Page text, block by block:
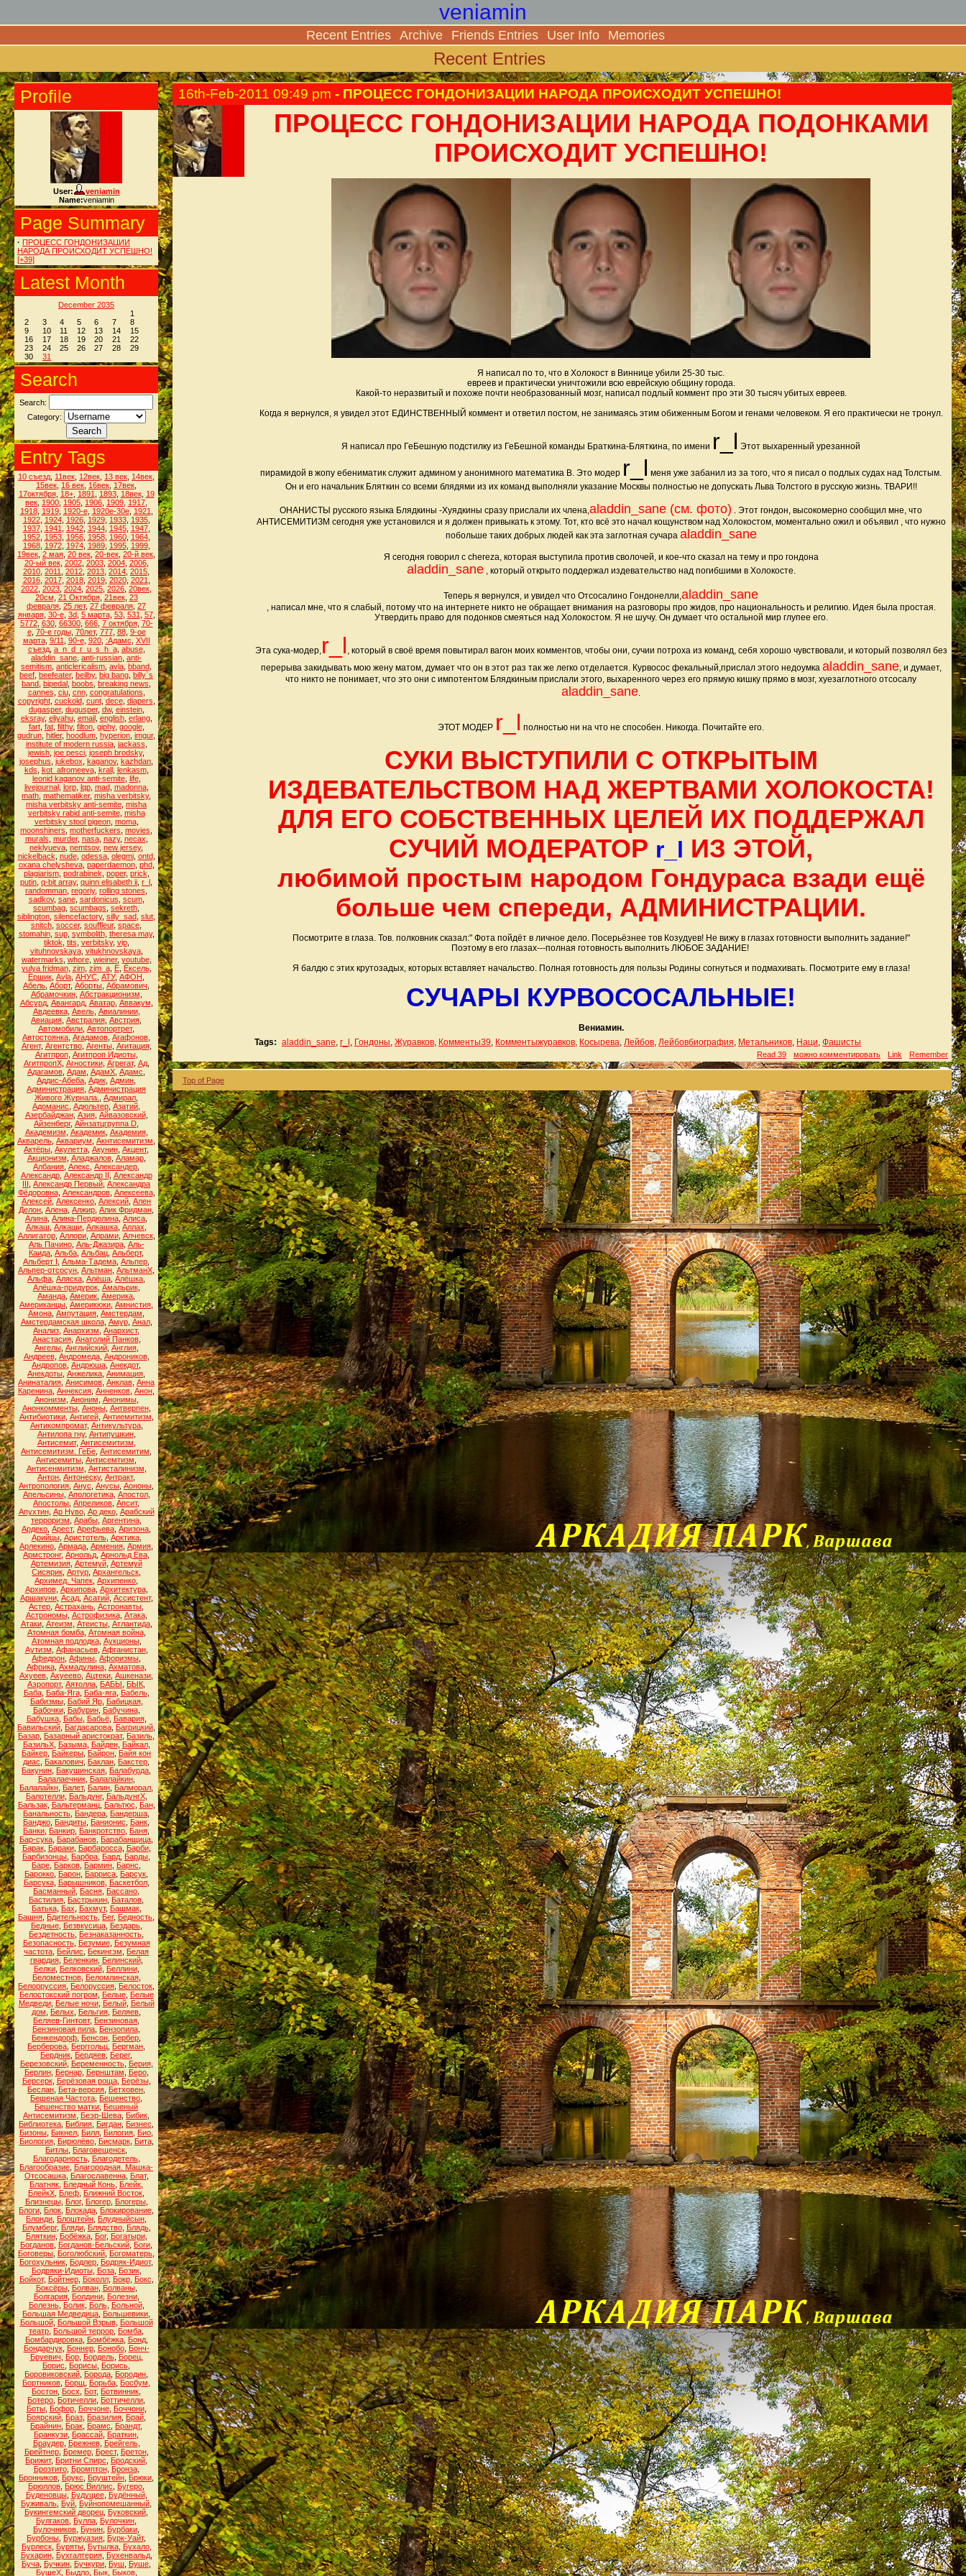
veniamin
Recent Entries Archive Friends Entries User Info Memories
Recent Entries
Profile
User:
veniamin
Name:veniamin
Page Summary
· ПРОЦЕСС ГОНДОНИЗАЦИИ
НАРОДА ПРОИСХОДИТ УСПЕШНО!
[+39]
Latest Month
December 2035
1
2
3 4 5 6 7
8
9
10 11 12 13 14
15
16
17 18 19 20 21
22
23
24 25 26 27 28
29
30
31
Search
Search:
Category:
Entry Tags
10 съезд 11век 12век 13 век 14век
15век 16 век 16век 17век
17октября, 18+, 1891 1893, 18век, 19
век 1900 1905 1906 1909 1917
1918, 1919, 1920-е, 1920е-30е, 1921
1922, 1924, 1926, 1929, 1933, 1935,
1937, 1941 1942, 1944, 1945, 1947,
1952, 1953, 1956, 1958, 1960, 1964,
1968, 1972, 1974, 1989, 1995, 1999,
19век 2 мая 20 век 20-век 20-й век
20-ый век, 2002, 2003, 2004, 2006,
2010 2011 2012 2013 2014 2015
2016, 2017, 2018, 2019, 2020, 2021
2022 2023 2024 2025 2026 20век
20см 21 Октября, 21век, 23
февраля 25 лет, 27 февраля 27
января, 30-е, 3d, 5 марта, 53, 531 57,
5772, 630, 66300, 666, 7 октября, 70-
е, 70-е годы, 70лет, 777, 88, 9-ое
марта, 9/11 90-е, 920, :Адамс XVII
съезд, a_n_d_r_u_s_h_a, abuse,
aladdin_sane anti-russian anti-
semitism anticlericalism avla bband
beef beefeater, beilby, big bang billy`s
band bipedal boobs breaking news
cannes ciu, cnn, congratulations
copyright, cuckold, cunt, dece, diapers
dugasper, dugusper, dw, einstein,
eksray, eliyahu, email, english, erlang,
fart, fat, filthy, filton, giphy, google,
gudrun hitler, hoodlum hyperion imgur,
institute of modern russia, jackass
jewish joe pesci joseph brodsky,
josephus jukebox kaganov, kazhdan
kds kot_afromeeva, krall, lenkasm,
leonid kaganov anti-semite, life,
livejournal, lorp, lqp, mad, madonna,
math mathematiker, misha verbitsky,
misha verbitsky anti-semite misha
verbitsky rabid anti-semite, misha
verbitsky stool pigeon, moma,
moonshiners motherfuckers movies
murals murder, nasa, nazy, necax
neklyueva nemtsov, new jersey,
nickelback nude, odessa, olegmi, ontd,
oxana chelysheva, paperdaemon, phd,
plagiarism, podrabinek poper, prick
putin q-bit array, quinn elisabeth ii r_l
randomman regoriy, rolling stones
sadkov, sane, sardonicus scum,
scumbag scumbags sekreth
siblington silencefactory, silly_sad slut
snitch soccer, souffleur, space
stomahin, sup, symbolith, theresa may,
tiktok tits verbitsky, vip,
vituhnovskaya, vitukhnovskaya,
watermarks whore, wieiner, youtube,
yulya fridman, zim, zim_a, Ё, Ёксель,
Ёршик Аvla АНУС АТУ, АФОН
Абель Аборт, Аборты Абрамович
Абрамочкин, Абстракционизм
Абсурд, Авангард, Аватар, Аввакум
Авдеевка, Авель, Авиалинии,
Авиация Австралия Австрия
Автомобили Автопортрет,
Автостоянка Агадамов Агафонов
Агент, Агентство, Агенты, Агитация,
Агитпроп, Агитпроп Идиоты,
АгитпропХ, Агностики, Агрегат, Ад,
Адагамов Адам АдамХ Адамс
Аддис-Абеба Адик Админ
Администрация Администрация
Живого Журнала.
Адмирал
Адоманис Адюльтер Азатий
Азербайджан, Азия, Айвазовский,
Айзенберг, Айнзатцгруппа D
Академизм Академик, Академия,
Акварель Аквариум Акнтисемитизм
Актёры Акулетта Акунин Акцент,
Акционизм Аладжалов, Аламар,
Албания Алекс Александер
Александр, Александр II Александр
III Александр Первый Александра
Фёдоровна, Александров, Алексеева,
Алексей Алексенко Алексий Ален
Делон Алена Алжир Алик Фридман
Алина Алина-Пердюлина Алиса
Алкаш Алкаши Алкашка Аллах
Аллигатор, Аллори, Алрами, Алчевск,
Аль Пачино, Аль-Джазира, Аль-
Каида Альба Альбац Альберт,
Альберт I Альма-Тадема Альпер
Альпер-отсосун Альтман АльтманХ
Альфа Аляска Алёша Алёшка
Алёшка-придурок, Амальрик,
Аманда Америк Америка
Американцы Америкюки Амнистия
Амона Ампутация Амстердам
Амстердамская школа, Амур, Анал,
Анализ Анархизм Анархист,
Анастасия, Анатолий Панков,
Ангелы, Английский, Англия,
Андреев, Андромеда, Андроников,
Андропов Андрюша Анекдот,
Анекдоты Анжелика Анимация
Анинаталия Анисимов Анклав Анна
Каренина Аннексия Анненков Анон
Анонизм Аноним Анонимы,
Анонкомменты, Аноны, Антверпен,
Антибиотики, Антигей, Антиемитизм
Антикомпромат, Антикультура,
Антилопа гну, Антипушкин,
Антисемит, Антисемитизм
Антисемитизм. ГеБе Антисемитим
Антисемиты Антисемтизм
Антисенмитизм Антисталинизм
Антон Антонеску, Антракт,
Антропология Анус Анусы Аононы
Апельсины, Апологетика, Апостол,
Апостолы Апреликов Апсит,
Апухтин, Ар Нуво, Ар деко, Арабский
терроризм Арабы Аргентина
Ардеко Арест, Арефьева Аризона
Арийцы, Аристотель, Арктика,
Арлекино Армада Армения Армия
Армстронг, Арнольд Арнольд Ева
Артемизия, Артемуй, Артемуй
Сисярик Артур Архангельск
Архимед. Чапек Архипенко
Архипов, Архипова, Архитектура,
Аршакуни, Асад, Асатий, Ассистент,
Астер Астрахань Астронавты
Астрономы, Астрофизика, Атака,
Атаки, Атеизм Атеисты, Атлантида,
Атомная бомба, Атомная война,
Атомная подлодка, Аукционы,
Аутизм Афанасьев, Афганистан,
Афедрон Афины Афоризмы
Африка, Ахмадулина, Ахматова,
Ахуеев Ахуеево Ацтеки Ашкенази
Аэропорт, Аятолла БАБЫ БЫК
Баба, Баба-Яга, Баба-яга, Бабель,
Бабизмы, Бабий Яр, Бабицкая,
Бабочки, Бабурин, Бабучина,
Бабушка, Бабы, Бабьё, Бавария,
Бавильский Багдасарова Багрицкий
Базар Базарный аристократ, Базиль
БазильХ, Базыма, Байден, Байкал,
Байкер Байкеры Байрон Байя кон
диас
Бакалович Баклан Бакстер
Бакунин Бакушинская Балабурда
Балалаечник, Балалайкин,
Балалайкн Балет, Балин Балморал
Балотелли, Бальдунг, БальдунгХ,
Бальзак, Бальтерманц, Бальтюс Бан,
Банальность Бандера Бандерша
Банджо Бандиты Банионис Банк
Банки Банкир Банкротство Баня
Бар-сука Барабанов Барабанщица
Барак, Бараки, Барбаросса, Барби,
Барбизонцы Барбра Бард Барды
Баре Барков Бармин Барнс
Барокко Барон Барриса Барсук
Барсука, Барышников, Баскетбол,
Басманный Басня Бассано
Бастилия Бастрыкин Баталов
Батька, Бах Бахмут, Башмак,
Башня Бдительность Бег, Бедность
Бедные, Безвкусица, Бездарь,
Бездетность Безнаказанность
Безопасность, Безумие, Безумная
частота Бейлис Бекингэм
Белая
гвардия, Беленкин, Белинский,
Белки, Белковский, Беллини,
Беломестнов, Беломлинская,
Белорруссия Белоруссия Белосток
Белостокский погром
Белые, Белые
Медведи, Белые ночи, Белый, Белый
дом
Белых Бельгия Беляев
Беляев-Гинтовт, Бензиновая
Бензиновая пила Бензопила
Бенкендорф Бенсон Бербер
Берберова Берггольц Бергман
Бердник Бердяев Берег,
Березовский, Беременность, Берия,
Берлин, Бернар, Бернштам Беро,
Берсерк, Берёзовая роща, Берёзы,
Беслан Бета-версия Бетховен
Бешеная Частота Бешенство
Бешенство матки Бешеный
Антисемитизм
Беэр-Шева Бибик
Библиотека Библия Бигдан Бизнес
Бизоны Бикнел Билл Билогия Био
Биология, Бирюлёво, Бисмарк, Бита,
Битлы Благовещенск
Благодарность, Благодетель,
Благообразие Благородная. Машка-
Отсосашка, Благославенна, Блат,
Блатняк Бледный Конь Блейк
БлейкХ Блеф Ближний Восток
Близнецы, Блог, Блогер, Блогеры,
Блоги Блок Блокада Блокирование
Блонди Блоштейн Блудныйсын
Блумберг, Бляди, Блядство, Блядь,
Бляткин, Бобёжка, Бог, Богатыри,
Богданов Богданов-Бельский Боги
Боговеры Боголюбский Богоматерь
Богохульник Бодлер Бодряк-Идиот,
Бодряки-Идиоты, Боза, Бозик,
Бойкот, Бойтнер, Боколл, Бокр, Бокс
Боксёры, Болван, Болваны,
Болгария, Болдини, Болезни,
Болезнь, Болик, Боль, Больной,
Большая Медведица Большевики
Большой, Большой Взрыв, Большой
театр Большой террор Бомба
Бомбардировка, Бомбёжка, Бонд,
Бондарчук, Боннер, Бонобо, Бонч-
Бруевич
Бор, Бордель, Борец,
Борис
Борисы Борись
Боровиковский Борода Бородин
Бортников Борщ Борьба Босбум
Бостон Босх Бот, Ботвинник
Ботеро Ботичелли Боттичелли
Боты, Бофор, Боччоне, Боччони,
Боярский Браз Бразилия Брай
Брайнин Брак Брамс Брандт,
Бранкузи Брассай Браткин
Браудер, Брежнев, Брейгель,
Брейтнер, Бремер, Брест, Бретон,
Брижит, Бритни Спирс Бродский
Брозтито, Бромптон, Бронза,
Бронников Брукс Бруштейн Брюки
Брюллов Брюс Виллис Бугеро
Буденовцы, Будущее, Будённый,
Буживаль Буй Буйнопомешанный
Букингемский дворец Буковский
Булгаков Булла Булочкин
Булочников Бунин Бурбаки
Бурбоны Буржуазия Бурк-Уайт,
Бурлеск, Буряты, Бутылка, Бухало,
Бухарин, Бухгалтерия, Бухенвальд,
Буча Бучкин Бучкури Буш Буше
БушеХ, Быдло, Бык, Быков,
16th-Feb-2011 09:49 pm - ПРОЦЕСС ГОНДОНИЗАЦИИ НАРОДА ПРОИСХОДИТ УСПЕШНО!
ПРОЦЕСС ГОНДОНИЗАЦИИ НАРОДА ПОДОНКАМИ
ПРОИСХОДИТ УСПЕШНО!
Я написал по то, что в Холокост в Виннице убили 25-30 тыс.
евреев и практически уничтожили всю еврейскую общину города.
Какой-то неразвитый и похоже почти необразованный мозг, написал подлый коммент про эти 30 тысяч убитых евреев.
Когда я вернулся, я увидел этот ЕДИНСТВЕННЫЙ коммент и ответил постом, не занимаясь этим обиженным Богом и генами человеком. Я его практически не тронул.
Я написал про ГеБешную подстилку из ГеБешной команды Браткина-Бляткина, по имени r_l Этот выхаренный урезанной
пирамидой в жопу ебениматик служит админом у анонимного математика В. Это модер r_l меня уже забанил из за того, что я писал о подлых судах над Толстым.
Он и его начальник Бляткин со всеми блядями из их команд выполняли указание Москвы полностью не допускать Льва Толстого в русскую жизнь. ТВАРИ!!
ОНАНИСТЫ русского языка Блядкины -Хуядкины сразу прислали их члена,aladdin_sane (см. фото) . Этот гондон, высокомерно сообщил мне, что
АНТИСЕМИТИЗМ сегодня уже установился и я должен привыкать к этому. Тот, кто всё это начал кощунством над Холокостом, моментально ожил и объявил , что нужно
побольше таких добрых людей как эта заглотная сучара aladdin_sane
Я сегодня говорил с chereza, которая выступила против сволочей, и кое-что сказал на тему и про гондона
aladdin_sane, который открыто поддержал издевательство над погибшими в Холокосте.
Теперь я вернулся, и увидел что Отсосалино Гондонелли,aladdin_sane
, написал мне, что я слабый, потому что на интернете никто не обращает внимания на разговоры про жидов, про национальность и религию. Идея была простая.
Утвердить право для подонков смеяться над Холокостом. Я не шучу. Он думает что остальной мир глупее его.
Эта сука-модер,r_l , который в своё время повытирал вагон моих комментов, чтобы они, сучии потроха из команд, себя хорошо чувствовали, и который позволял без
перерыва закидывать мою жену матом, думает что он в этот раз так же легко отделается. Курвосос фекальный,прислал этого недоумка aladdin_sane, и думает,
что никто не понимает, что это они с импотентом Блядкиным прислали этого, выхаренного через его прямую кишку прямо в мозг, хуезаглотного отсосалу
aladdin_sane.
ЭТОТ МОДЕР r_l полностью ни на что не способен. Никогда. Почитайте его.
СУКИ ВЫСТУПИЛИ С ОТКРЫТЫМ
ИЗДЕВАТЕЛЬСТВОМ НАД ЖЕРТВАМИ ХОЛОКОСТА!
ДЛЯ ЕГО СОБСТВЕННЫХ ЦЕЛЕЙ ИХ ПОДДЕРЖАЛ
СУЧИЙ МОДЕРАТОР r_l ИЗ ЭТОЙ,
любимой простым народом Гондураса взади ещё
больше чем спереди, АДМИНИСТРАЦИИ.
Посмотрите в глаза. Тов. полковник сказал:" Фота пойдёт в личное дело. Посерьёзнее тов Козудуев! Не вижу в глазах готовности выполнить задание!"
Поэтому в его глазах---полная готовность выполнить ЛЮБОЕ ЗАДАНИЕ!
Я балдю с этих крутозадых, которых вставляет начальство. Полная готовность для пользы Родины согнуться и подмахивать. Посмотрите ему в глаза!
СУЧАРЫ КУРВОСОСАЛЬНЫЕ!
Вениамин.
Tags: aladdin_sane, r_l , Гондоны, Журавков, Комменты39, Комментыжуравков, Косырева, Лейбов, Лейбовбиография, Метальников, Наци, Фашисты
Read 39 можно комментировать Link Remember
Top of Page